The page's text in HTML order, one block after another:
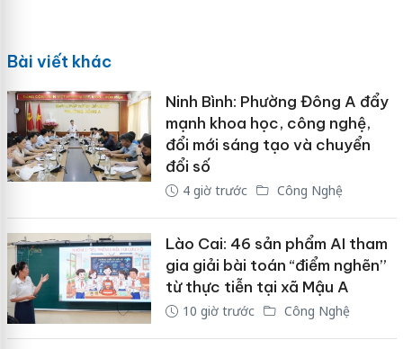
Bài viết khác
Ninh Bình: Phường Đông A đẩy
mạnh khoa học, công nghệ,
đổi mới sáng tạo và chuyển
đổi số
4 giờ trước Công Nghệ
Lào Cai: 46 sản phẩm AI tham
gia giải bài toán “điểm nghẽn”
từ thực tiễn tại xã Mậu A
10 giờ trước Công Nghệ